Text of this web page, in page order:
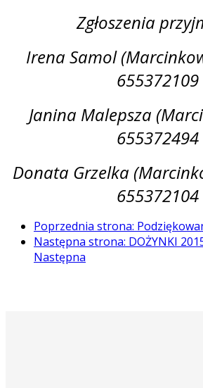
Zgłoszenia
Irena Samol
655372109
Janina Malepsza
655372494
Donata Grzelka
655372104
Poprzednia strona:
Następna strona: DOŻYNKI
Następna